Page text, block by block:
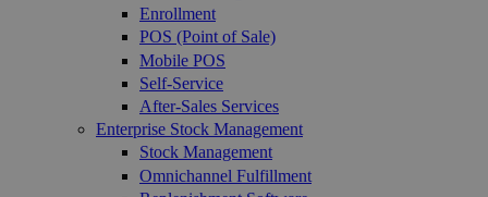
Enrollment
POS (Point of Sale)
Mobile POS
Self-Service
After-Sales Services
Enterprise Stock Management
Stock Management
Omnichannel Fulfillment